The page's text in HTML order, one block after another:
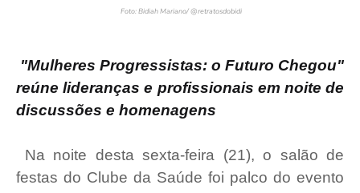
Foto: Bidiah Mariano/ @retratosdobidi
"Mulheres Progressistas: o Futuro Chegou"
reúne lideranças e profissionais em noite de
discussões e homenagens
Na noite desta sexta-feira (21), o salão de
festas do Clube da Saúde foi palco do evento